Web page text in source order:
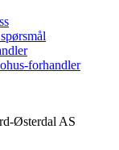
forhandler
Østerdal AS